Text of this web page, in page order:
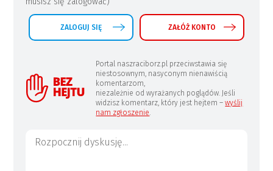
ZALOGUJ SIĘ ZAŁÓŻ KONTO
Portal naszraciborz.pl przeciwstawia się
niestosownym, nasyconym nienawiścią
komentarzom,
niezależnie od wyrażanych poglądów. Jeśli
widzisz komentarz, który jest hejtem –wyślij
nam zgłoszenie